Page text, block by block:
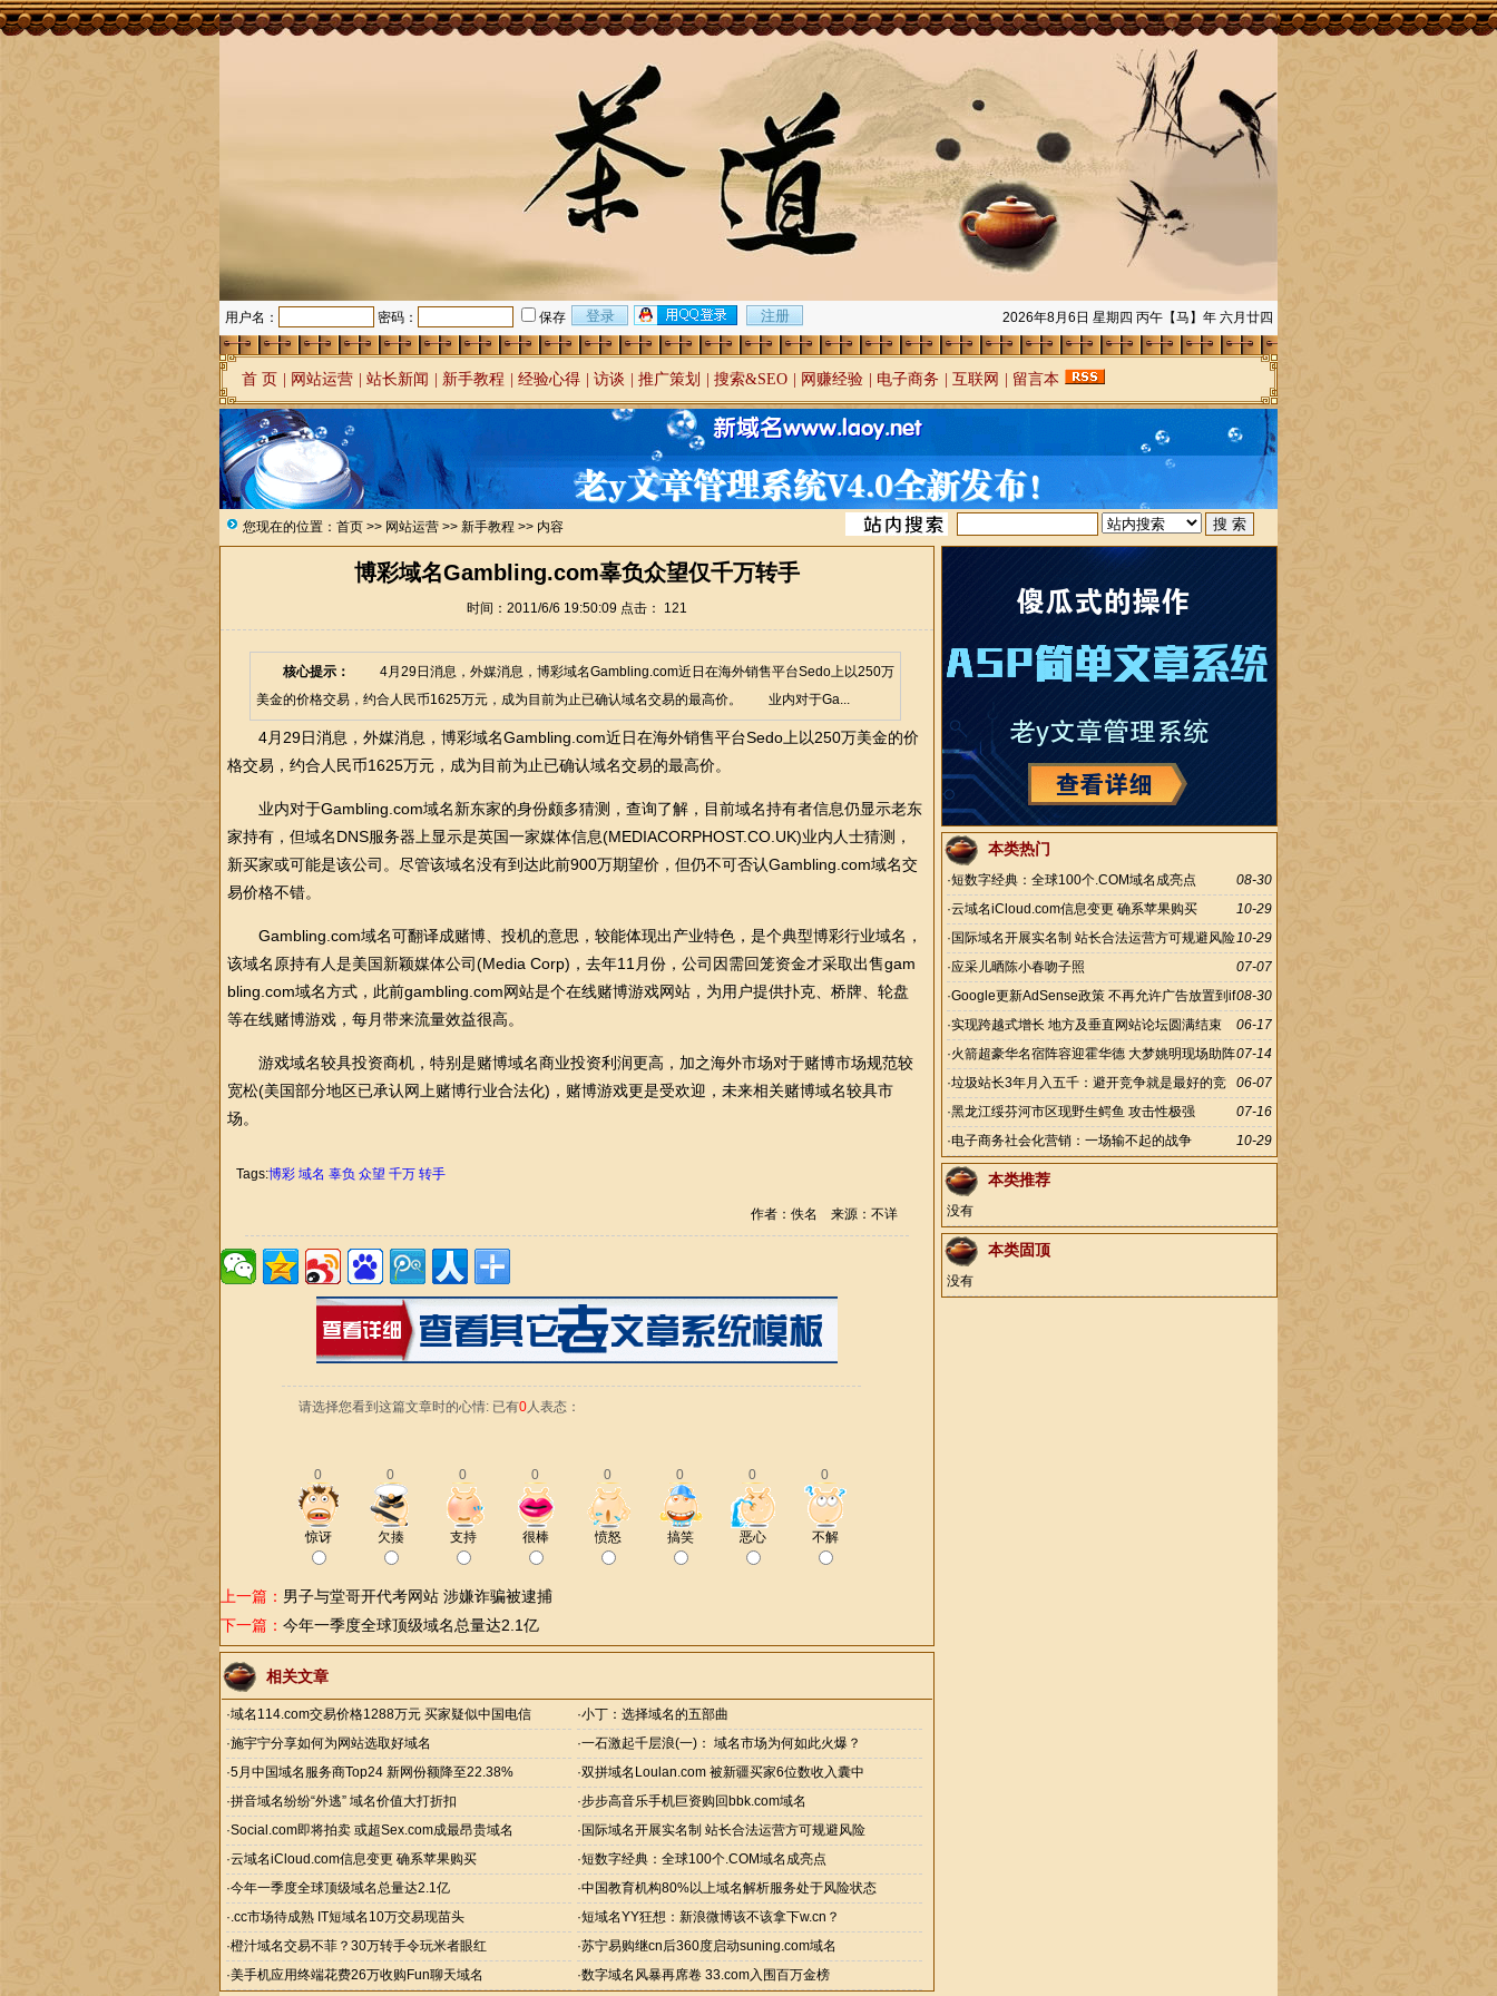
2026年8月6日 星期四 丙午【马】年 六月廿四
用户名： 密码： 保存
首 页 网站运营 站长新闻 新手教程 经验心得 访谈 推广策划 搜索&SEO 网赚经验 电子商务 互联网 留言本
您现在的位置： 首页 >> 网站运营 >> 新手教程 >> 内容
博彩域名Gambling.com辜负众望仅千万转手
时间：2011/6/6 19:50:09 点击： 121
核心提示：
4月29日消息，外媒消息，博彩域名Gambling.com近日在海外销售平台Sedo上以250万
美金的价格交易，约合人民币1625万元，成为目前为止已确认域名交易的最高价。 业内对于Ga...
4月29日消息，外媒消息，博彩域名Gambling.com近日在海外销售平台Sedo上以250万美金的价
格交易，约合人民币1625万元，成为目前为止已确认域名交易的最高价。
业内对于Gambling.com域名新东家的身份颇多猜测，查询了解，目前域名持有者信息仍显示老东
家持有，但域名DNS服务器上显示是英国一家媒体信息(MEDIACORPHOST.CO.UK)业内人士猜测，
新买家或可能是该公司。尽管该域名没有到达此前900万期望价，但仍不可否认Gambling.com域名交
易价格不错。
Gambling.com域名可翻译成赌博、投机的意思，较能体现出产业特色，是个典型博彩行业域名，
该域名原持有人是美国新颖媒体公司(Media Corp)，去年11月份，公司因需回笼资金才采取出售gam
bling.com域名方式，此前gambling.com网站是个在线赌博游戏网站，为用户提供扑克、桥牌、轮盘
等在线赌博游戏，每月带来流量效益很高。
游戏域名较具投资商机，特别是赌博域名商业投资利润更高，加之海外市场对于赌博市场规范较
宽松(美国部分地区已承认网上赌博行业合法化)，赌博游戏更是受欢迎，未来相关赌博域名较具市
场。
Tags:博彩 域名 辜负 众望 千万 转手
作者：佚名 来源：不详
请选择您看到这篇文章时的心情: 已有0人表态：
0 0 0 0 0 0 0 0
惊讶 欠揍 支持 很棒 愤怒 搞笑 恶心 不解
上一篇： 男子与堂哥开代考网站 涉嫌诈骗被逮捕
下一篇： 今年一季度全球顶级域名总量达2.1亿
相关文章
·域名114.com交易价格1288万元 买家疑似中国电信 ·小丁：选择域名的五部曲
·施宇宁分享如何为网站选取好域名 ·一石激起千层浪(一)： 域名市场为何如此火爆？
·5月中国域名服务商Top24 新网份额降至22.38% ·双拼域名Loulan.com 被新疆买家6位数收入囊中
·拼音域名纷纷“外逃” 域名价值大打折扣 ·步步高音乐手机巨资购回bbk.com域名
·Social.com即将拍卖 或超Sex.com成最昂贵域名 · 国际域名开展实名制 站长合法运营方可规避风险
·云域名iCloud.com信息变更 确系苹果购买 ·短数字经典：全球100个.COM域名成亮点
·今年一季度全球顶级域名总量达2.1亿 ·中国教育机构80%以上域名解析服务处于风险状态
·.cc市场待成熟 IT短域名10万交易现苗头 ·短域名YY狂想：新浪微博该不该拿下w.cn？
·橙汁域名交易不菲？30万转手令玩米者眼红 ·苏宁易购继cn后360度启动suning.com域名
·美手机应用终端花费26万收购Fun聊天域名 ·数字域名风暴再席卷 33.com入围百万金榜
本类热门
08-30
·短数字经典：全球100个.COM域名成亮点
10-29
·云域名iCloud.com信息变更 确系苹果购买
10-29
· 国际域名开展实名制 站长合法运营方可规避风险
07-07
·应采儿晒陈小春吻子照
08-30
·Google更新AdSense政策 不再允许广告放置到if
rame
06-17
·实现跨越式增长 地方及垂直网站论坛圆满结束
07-14
·火箭超豪华名宿阵容迎霍华德 大梦姚明现场助阵
06-07
·垃圾站长3年月入五千：避开竞争就是最好的竞
争
07-16
·黑龙江绥芬河市区现野生鳄鱼 攻击性极强
10-29
·电子商务社会化营销：一场输不起的战争
本类推荐
没有
本类固顶
没有